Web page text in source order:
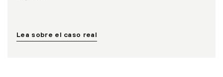
Lea sobre el caso real